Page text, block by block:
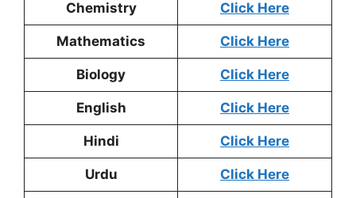
Chemistry Click Here
Mathematics Click Here
Biology Click Here
English Click Here
Hindi Click Here
Urdu Click Here